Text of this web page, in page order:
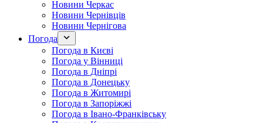
Новини Черкас
Новини Чернівців
Новини Чернігова
Погода
Погода в Києві
Погода у Вінниці
Погода в Дніпрі
Погода в Донецьку
Погода в Житомирі
Погода в Запоріжжі
Погода в Івано-Франківську